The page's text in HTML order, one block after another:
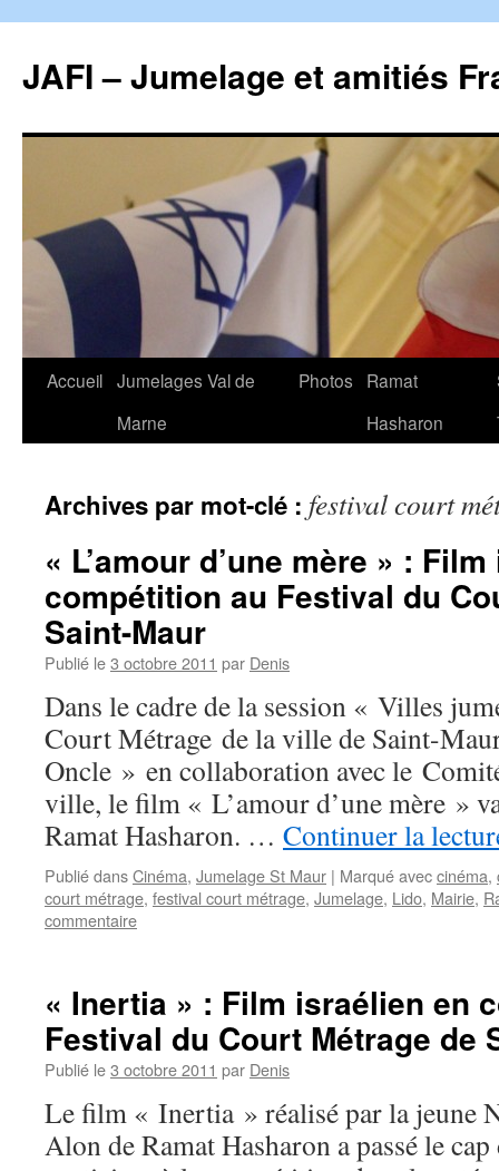
contenu
JAFI – Jumelage et amitiés
Accueil Jumelages Val de
Marne
Photos
Ramat
Hasharon
Archives par mot-clé : festival court
« L’amour d’une mère » :
compétition au Festival du
Saint-Maur
Publié le3 octobre 2011 par Denis
Dans le cadre de la session « Villes
Court Métrage de la ville de Saint-
Oncle » en collaboration avec le
ville, le film « L’amour d’une mère »
Ramat Hasharon. … Continuer la
Publié dansCinéma, Jumelage St Maur | Marqué aveccinéma,
court métrage, festival court métrage, Jumelage, Lido, Mairie,
commentaire
« Inertia » : Film israélien en
Festival du Court Métrage de
Publié le3 octobre 2011 par Denis
Le film « Inertia » réalisé par la jeune
Alon de Ramat Hasharon a passé le